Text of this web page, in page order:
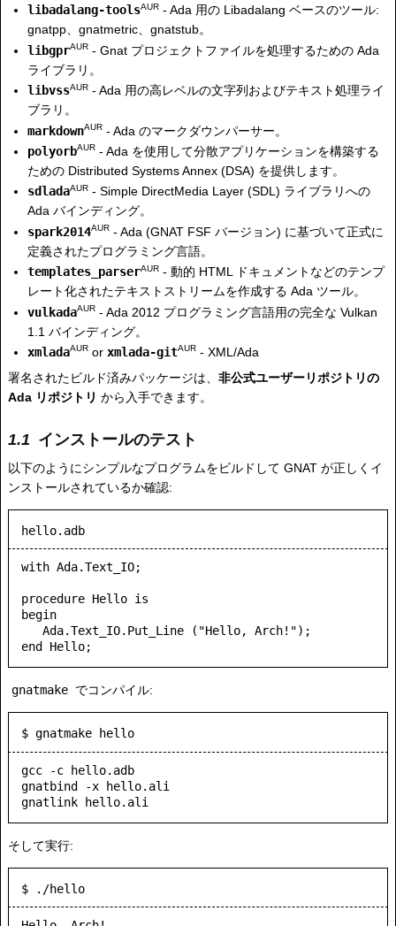
libadalang-toolsAUR - Ada 用の Libadalang ベースのツール:
gnatpp、gnatmetric、gnatstub。
libgprAUR - Gnat プロジェクトファイルを処理するための Ada
ライブラリ。
libvssAUR - Ada 用の高レベルの文字列およびテキスト処理ライ
ブラリ。
markdownAUR - Ada のマークダウンパーサー。
polyorbAUR - Ada を使用して分散アプリケーションを構築する
ための Distributed Systems Annex (DSA) を提供します。
sdladaAUR - Simple DirectMedia Layer (SDL) ライブラリへの
Ada バインディング。
spark2014AUR - Ada (GNAT FSF バージョン) に基づいて正式に
定義されたプログラミング言語。
templates_parserAUR - 動的 HTML ドキュメントなどのテンプ
レート化されたテキストストリームを作成する Ada ツール。
vulkadaAUR - Ada 2012 プログラミング言語用の完全な Vulkan
1.1 バインディング。
xmladaAUR orxmlada-gitAUR - XML/Ada
署名されたビルド済みパッケージは、 非公式ユーザーリポジトリの
Ada リポジトリ から入手できます。
インストールのテスト
以下のようにシンプルなプログラムをビルドして GNAT が正しくイ
ンストールされているか確認:
hello.adb
with Ada.Text_IO;
procedure Hello is
begin
gnatmake でコンパイル:
$ gnatmake hello
gcc -c hello.adb
gnatbind -x hello.ali
そして実行:
$ ./hello